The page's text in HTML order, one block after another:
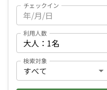
チェックイン
利用人数
検索対象